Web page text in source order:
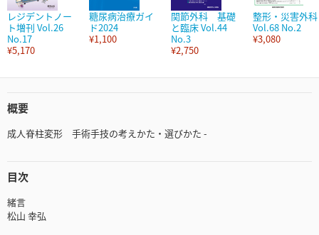
レジデントノー
ト増刊 Vol.26
No.17
¥5,170
糖尿病治療ガイ
ド2024
¥1,100
関節外科 基礎
と臨床 Vol.44
No.3
¥2,750
整形・災害外科
Vol.68 No.2
¥3,080
概要
成人脊柱変形 手術手技の考えかた・選びかた -
目次
緒言
松山 幸弘